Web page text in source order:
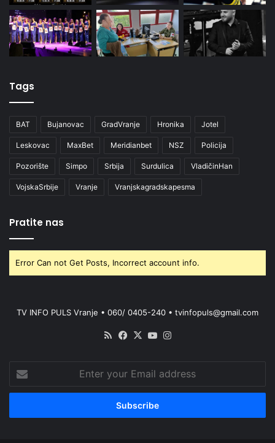
Tags
BAT Bujanovac GradVranje Hronika Jotel
Leskovac MaxBet Meridianbet NSZ Policija
Pozorište Simpo Srbija Surdulica VladičinHan
VojskaSrbije Vranje Vranjskagradskapesma
Pratite nas
Error Can not Get Posts, Incorrect account info.
TV INFO PULS Vranje • 060/ 0405-240 • tvinfopuls@gmail.com
RSS Facebook
X YouTube
your
Email